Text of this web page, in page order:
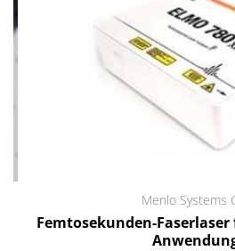
Menlo Systems
Femtosekunden-